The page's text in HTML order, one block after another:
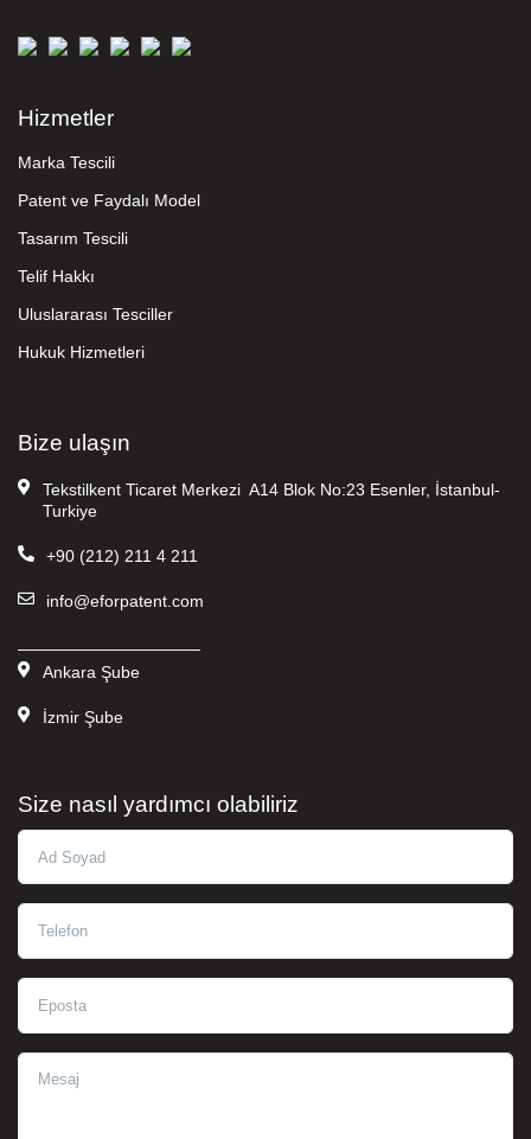
Hizmetler
Marka Tescili
Patent ve Faydalı Model
Tasarım Tescili
Telif Hakkı
Uluslararası Tesciller
Hukuk Hizmetleri
Bize ulaşın
Tekstilkent Ticaret Merkezi A14 Blok No:23 Esenler, İstanbul-
Turkiye
+90 (212) 211 4 211
info@eforpatent.com
———————————
Ankara Şube
İzmir Şube
Size nasıl yardımcı olabiliriz